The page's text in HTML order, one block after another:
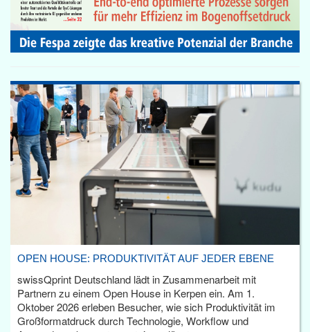
OPEN HOUSE: PRODUKTIVITÄT AUF JEDER EBENE
swissQprint Deutschland lädt in Zusammenarbeit mit
Partnern zu einem Open House in Kerpen ein. Am 1.
Oktober 2026 erleben Besucher, wie sich Produktivität im
Großformatdruck durch Technologie, Workflow und